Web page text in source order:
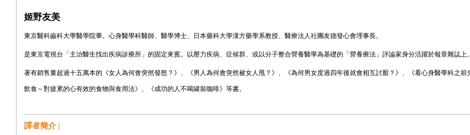
姬野友美
東京醫科齒科大學醫學院畢。心身醫學科醫師、醫學博士、日本藥科大學漢方藥學系教授、醫療法人社團友德發心會理事長。
是東京電視台「主治醫生找出疾病診療所」的固定來賓。以壓力疾病、症候群、或以分子整合營養醫學為基礎的「營養療法」評論家身分活躍於報章雜誌上。
著有銷售量超過十五萬本的《女人為何會突然發怒？》、《男人為何會突然被女人甩？》、《為何男女度過四年後就會相互討厭？》、《看心身醫學科之前
飲食～對疲累的心有效的食物與食用法》、《成功的人不喝罐裝咖啡》等書。
譯者簡介 |